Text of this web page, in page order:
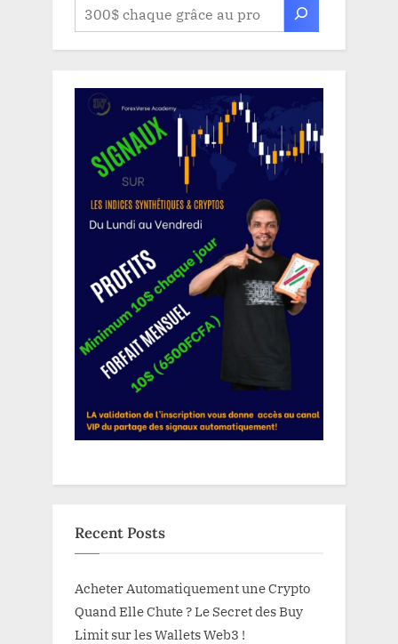
Recent Posts
Acheter Automatiquement une Crypto
Quand Elle Chute ? Le Secret des Buy
Limit sur les Wallets Web3 !